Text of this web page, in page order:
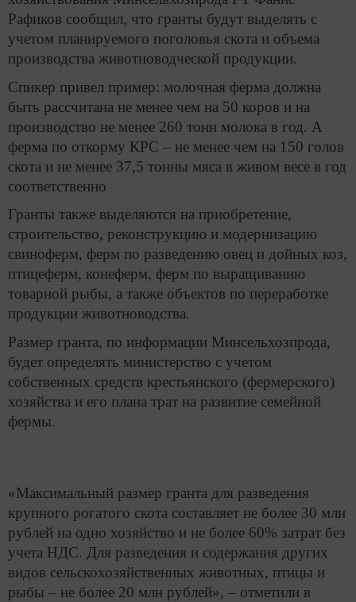
Рафиков сообщил, что гранты будут выделять с
учетом планируемого поголовья скота и объема
производства животноводческой продукции.
Спикер привел пример: молочная ферма должна
быть рассчитана не менее чем на 50 коров и на
производство не менее 260 тонн молока в год. А
ферма по откорму КРС – не менее чем на 150 голов
скота и не менее 37,5 тонны мяса в живом весе в год
соответственно
Гранты также выделяются на приобретение,
строительство, реконструкцию и модернизацию
свиноферм, ферм по разведению овец и дойных коз,
птицеферм, конеферм, ферм по выращиванию
товарной рыбы, а также объектов по переработке
продукции животноводства.
Размер гранта, по информации Минсельхозпрода,
будет определять министерство с учетом
собственных средств крестьянского (фермерского)
хозяйства и его плана трат на развитие семейной
фермы.
«Максимальный размер гранта для разведения
крупного рогатого скота составляет не более 30 млн
рублей на одно хозяйство и не более 60% затрат без
учета НДС. Для разведения и содержания других
видов сельскохозяйственных животных, птицы и
рыбы – не более 20 млн рублей», – отметили в